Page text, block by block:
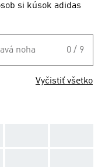
si kúsok adidas
noha 0 / 9
Vyčistiť všetko